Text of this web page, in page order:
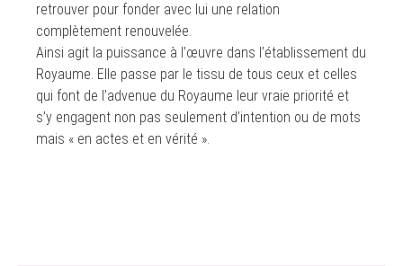
retrouver pour fonder avec lui une relation
complètement renouvelée.
Ainsi agit la puissance à l’œuvre dans l’établissement du
Royaume. Elle passe par le tissu de tous ceux et celles
qui font de l’advenue du Royaume leur vraie priorité et
s’y engagent non pas seulement d’intention ou de mots
mais « en actes et en vérité ».